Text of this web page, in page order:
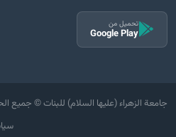
تحميل من
Google Play
2026 جامعة الزهراء (عليها السلام) للبنات ©